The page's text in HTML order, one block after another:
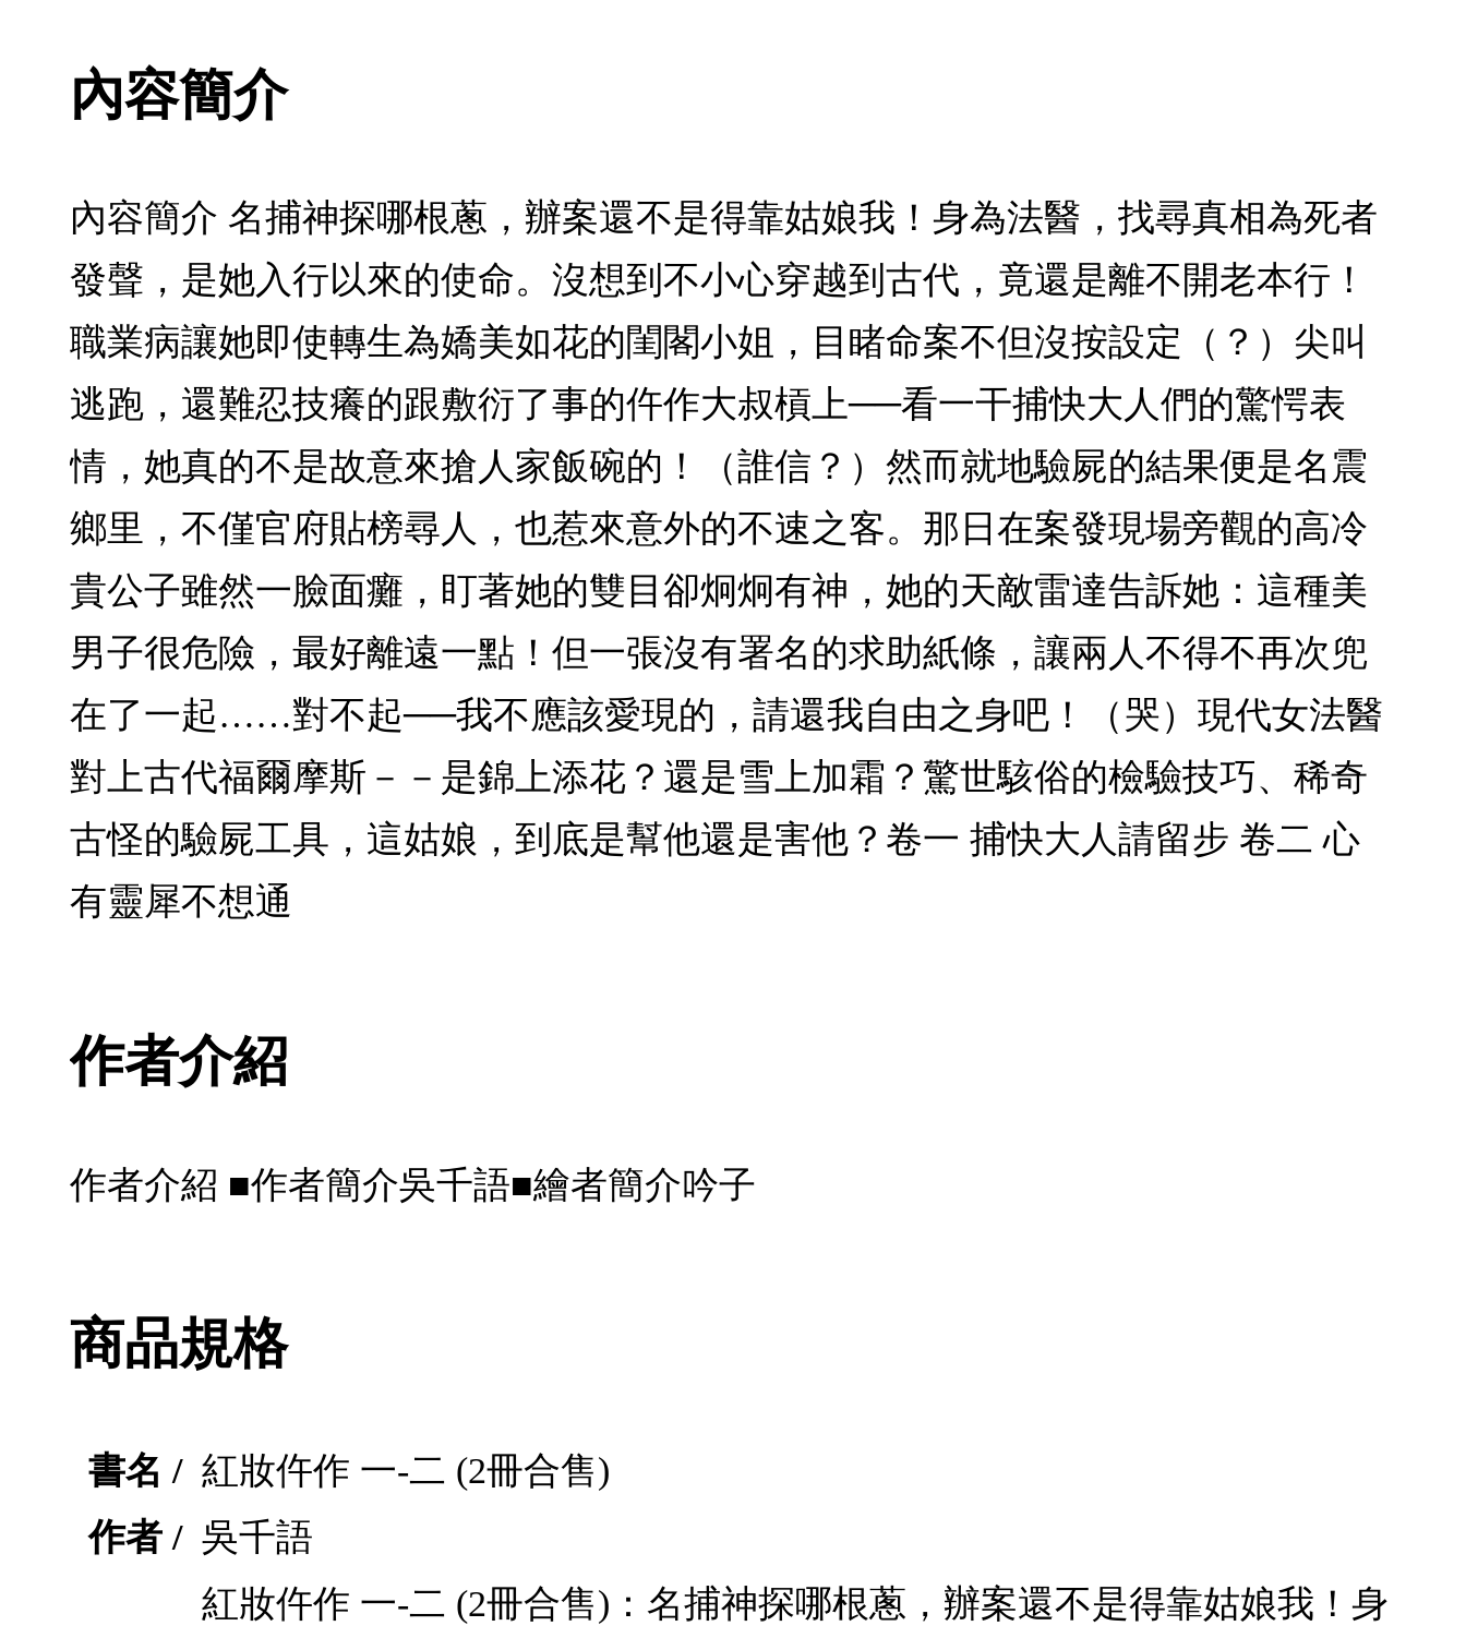
內容簡介
內容簡介 名捕神探哪根蔥，辦案還不是得靠姑娘我！身為法醫，找尋真相為死者
發聲，是她入行以來的使命。沒想到不小心穿越到古代，竟還是離不開老本行！
職業病讓她即使轉生為嬌美如花的閨閣小姐，目睹命案不但沒按設定（？）尖叫
逃跑，還難忍技癢的跟敷衍了事的仵作大叔槓上──看一干捕快大人們的驚愕表
情，她真的不是故意來搶人家飯碗的！（誰信？）然而就地驗屍的結果便是名震
鄉里，不僅官府貼榜尋人，也惹來意外的不速之客。那日在案發現場旁觀的高冷
貴公子雖然一臉面癱，盯著她的雙目卻炯炯有神，她的天敵雷達告訴她：這種美
男子很危險，最好離遠一點！但一張沒有署名的求助紙條，讓兩人不得不再次兜
在了一起……對不起──我不應該愛現的，請還我自由之身吧！（哭）現代女法醫
對上古代福爾摩斯－－是錦上添花？還是雪上加霜？驚世駭俗的檢驗技巧、稀奇
古怪的驗屍工具，這姑娘，到底是幫他還是害他？卷一 捕快大人請留步 卷二 心
有靈犀不想通
作者介紹
作者介紹 ■作者簡介吳千語■繪者簡介吟子
商品規格
書名 / 紅妝仵作 一-二 (2冊合售)
作者 / 吳千語
紅妝仵作 一-二 (2冊合售)：名捕神探哪根蔥，辦案還不是得靠姑娘我！身